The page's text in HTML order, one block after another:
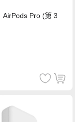
AirPods Pro (第 3